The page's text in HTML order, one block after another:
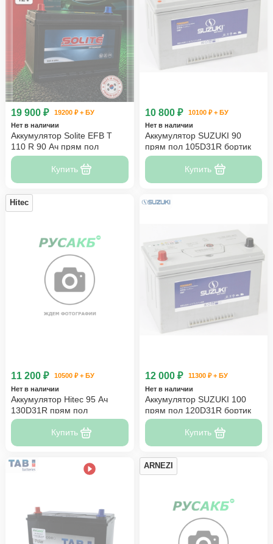
19 900 ₽
19200 ₽ + БУ
Нет в наличии
Аккумулятор Solite EFB T
110 R 90 Ач прям пол
Купить
10 800 ₽
10100 ₽ + БУ
Нет в наличии
Аккумулятор SUZUKI 90
прям пол 105D31R бортик
Купить
Hitec
11 200 ₽
10500 ₽ + БУ
Нет в наличии
Аккумулятор Hitec 95 Ач
130D31R прям пол
Купить
12 000 ₽
11300 ₽ + БУ
Нет в наличии
Аккумулятор SUZUKI 100
прям пол 120D31R бортик
Купить
ARNEZI